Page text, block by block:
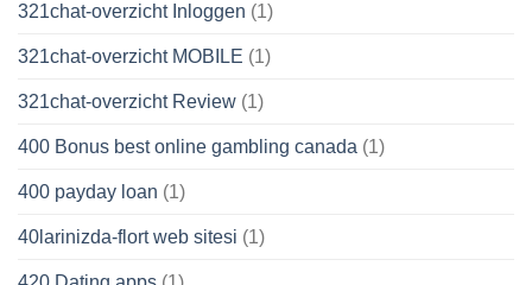
321chat-overzicht Inloggen (1)
321chat-overzicht MOBILE (1)
321chat-overzicht Review (1)
400 Bonus best online gambling canada (1)
400 payday loan (1)
40larinizda-flort web sitesi (1)